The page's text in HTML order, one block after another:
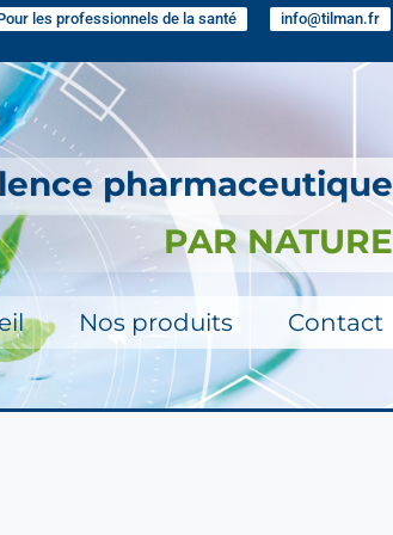
les professionnels de la santé info@tilman.fr
pharmaceutique
PAR NATURE
Nos produits Contact